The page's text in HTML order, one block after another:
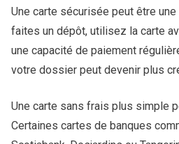
Une carte sécurisée peut être
faites un dépôt, utilisez la carte
une capacité de paiement
votre dossier peut devenir plus
Une carte sans frais plus simple
Certaines cartes de banques